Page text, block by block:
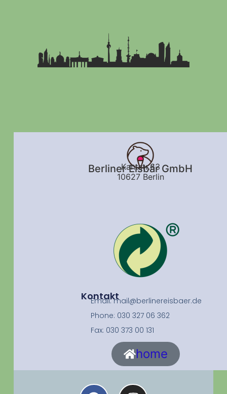
Berliner Eisbär GmbH
Kantstr.63
10627 Berlin
Kontakt
Email: mail@berlinereisbaer.de
Phone: 030 327 06 362
Fax: 030 373 00 131
home